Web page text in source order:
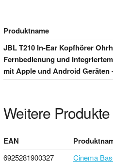
Produktname
JBL T210 In-Ear Kopfhörer
Fernbedienung und
mit Apple und Android Geräten
Weitere
EAN
6925281900327
Cinema